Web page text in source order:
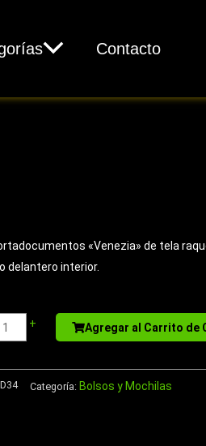
Contacto
«Venezia» de tela
delantero interior.
+ Agregar al Carrito de
Categoría: Bolsos y Mochilas